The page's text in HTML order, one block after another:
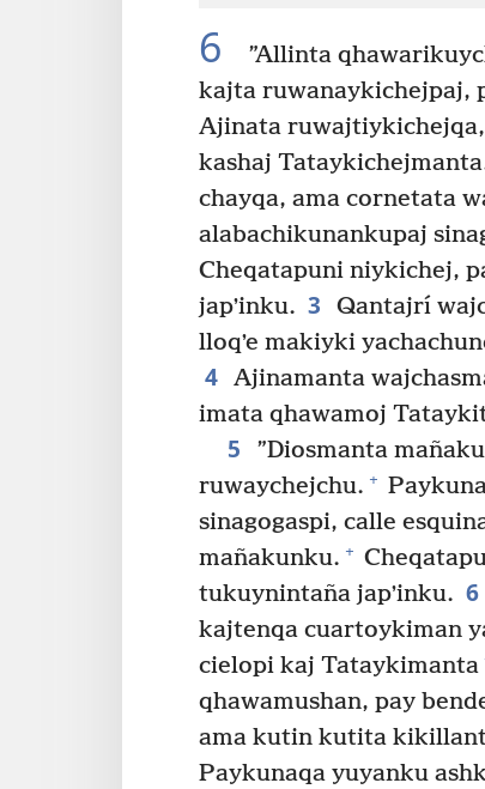
6
”Allinta
kajta ruwanaykichejpaj,
Ajinata ruwajtiykichejqa,
kashaj
chayqa, ama cornetata
alabachikunankupaj
Cheqatapuni niykichej,
japʼinku. 3
Qantajrí
lloqʼe makiyki
4 Ajinamanta
imata qhawamoj
5
”Diosmanta
ruwaychejchu. +
sinagogaspi, calle
mañakunku. +
tukuynintaña japʼinku. 6
kajtenqa cuartoykiman
cielopi kaj Tataykimanta
qhawamushan, pay
ama kutin kutita
Paykunaqa yuyanku